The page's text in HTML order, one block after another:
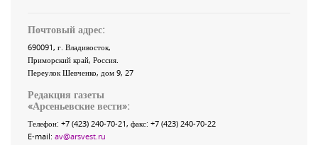
Почтовый адрес:
690091, г. Владивосток,
Приморский край, Россия
Переулок Шевченко, дом 9, 27
Редакция газеты
«Арсеньевские вести»:
Телефон: +7 (423) 240-70-21, факс: +7 (423) 240-70-22
E-mail: av@arsvest.ru